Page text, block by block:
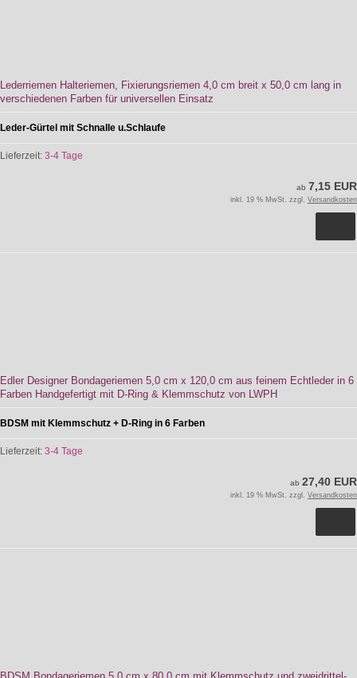
Lederriemen Halteriemen, Fixierungsriemen 4,0 cm breit x 50,0 cm lang in
verschiedenen Farben für universellen Einsatz
Leder-Gürtel mit Schnalle u.Schlaufe
Lieferzeit: 3-4 Tage
ab 7,15 EUR
inkl. 19 % MwSt. zzgl. Versandkosten
Edler Designer Bondageriemen 5,0 cm x 120,0 cm aus feinem Echtleder in 6
Farben Handgefertigt mit D-Ring & Klemmschutz von LWPH
BDSM mit Klemmschutz + D-Ring in 6 Farben
Lieferzeit: 3-4 Tage
ab 27,40 EUR
inkl. 19 % MwSt. zzgl. Versandkosten
BDSM Bondageriemen 5,0 cm x 80,0 cm mit Klemmschutz und zweidrittel-